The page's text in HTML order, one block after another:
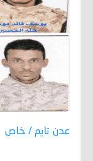
عدن تايم / خاص